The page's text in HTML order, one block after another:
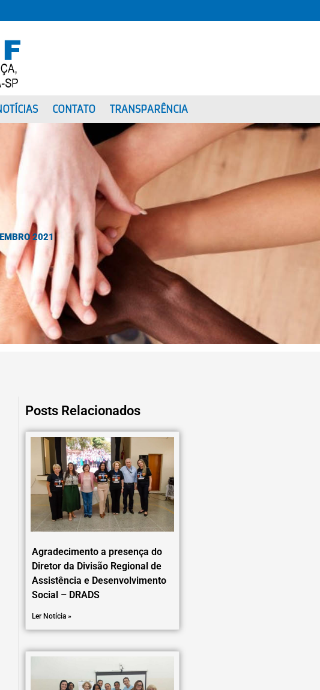
CONTATO TRANSPARÊNCIA
2021
Posts Relacionados
Agradecimento a presença do
Diretor da Divisão Regional de
Assistência e Desenvolvimento
Social – DRADS
Ler Notícia »